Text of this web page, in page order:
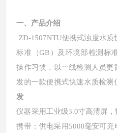
一、产品介绍
ZD-1507NTU便携式浊度水
标准（GB）及环境部检测标
操作习惯，以一线检测人员
发的一款便携式快速水质检测
发
仪器采用工业级3.0寸高清屏
携带；供电采用5000毫安可